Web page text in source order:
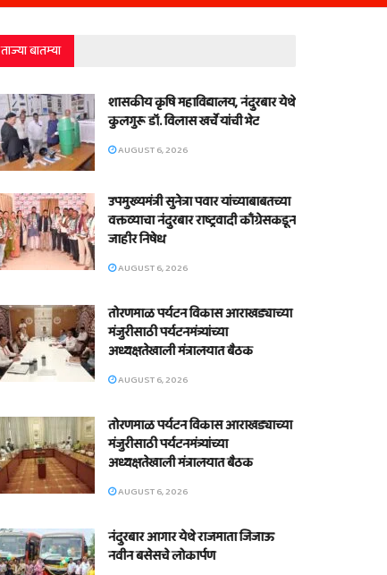
ताज्या बातम्या
शासकीय कृषि महाविद्यालय, नंदुरबार येथे
कुलगुरू डॉ. विलास खर्चे यांची भेट
AUGUST 6, 2026
उपमुख्यमंत्री सुनेत्रा पवार यांच्याबाबतच्या
वक्तव्याचा नंदुरबार राष्ट्रवादी काँग्रेसकडून
जाहीर निषेध
AUGUST 6, 2026
तोरणमाळ पर्यटन विकास आराखड्याच्या
मंजुरीसाठी पर्यटनमंत्र्यांच्या
अध्यक्षतेखाली मंत्रालयात बैठक
AUGUST 6, 2026
तोरणमाळ पर्यटन विकास आराखड्याच्या
मंजुरीसाठी पर्यटनमंत्र्यांच्या
अध्यक्षतेखाली मंत्रालयात बैठक
AUGUST 6, 2026
नंदुरबार आगार येथे राजमाता जिजाऊ
नवीन बसेसचे लोकार्पण